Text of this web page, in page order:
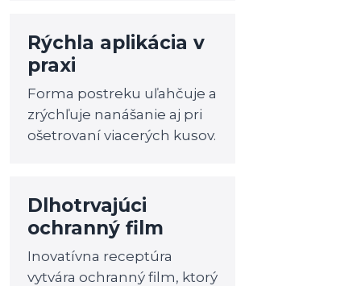
Rýchla aplikácia v
praxi
Forma postreku uľahčuje a
zrýchľuje nanášanie aj pri
ošetrovaní viacerých kusov.
Dlhotrvajúci
ochranný film
Inovatívna receptúra
vytvára ochranný film, ktorý